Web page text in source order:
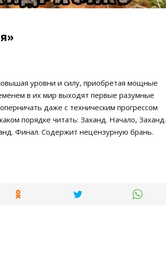
уровни и силу, приобретая мощные
в их мир выходят первые разумные
даже с техническим прогрессом
порядке читать: Заханд. Начало, Заханд.
Финал. Содержит нецензурную брань.